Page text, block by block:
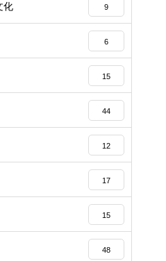
化 9
6
15
44
12
17
15
48